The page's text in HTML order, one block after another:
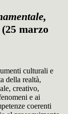
(25 marzo
culturali e
della realtà,
creativo,
e ai
coerenti